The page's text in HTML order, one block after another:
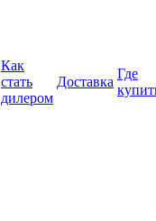
Как
стать
дилером
Доставка
Где